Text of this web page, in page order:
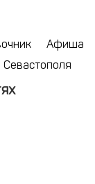
Афиша
Севастополя